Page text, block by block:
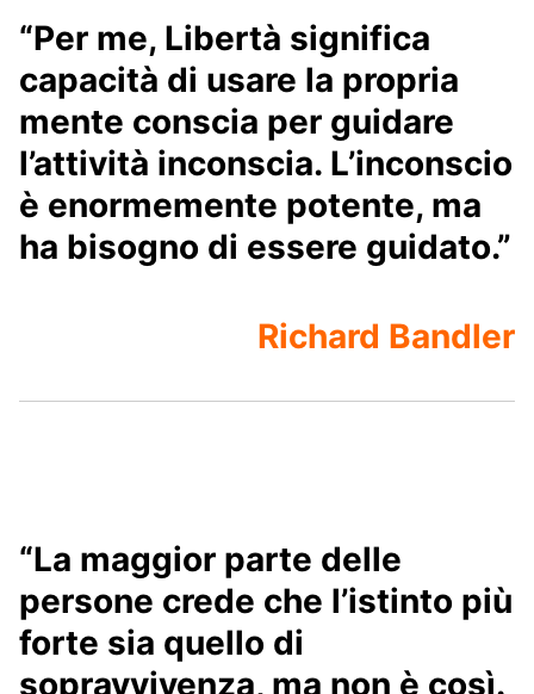
“Per me, Libertà significa
capacità di usare la propria
mente conscia per guidare
l’attività inconscia. L’inconscio
è enormemente potente, ma
ha bisogno di essere guidato.”
Richard Bandler
“La maggior parte delle
persone crede che l’istinto più
forte sia quello di
sopravvivenza, ma non è così.